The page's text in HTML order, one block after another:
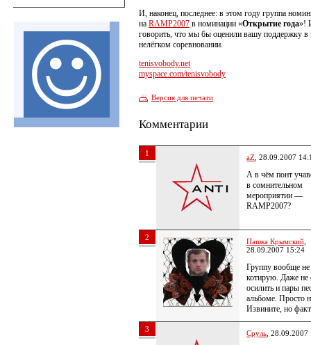
И, наконец, последнее: в этом году группа
на RAMP2007 в номинации «Открытие года»!
говорить, что мы бы оценили вашу поддержку в
нелёгком соревновании.
tenisvobody.net
myspace.com/tenisvobody
Версия для печати
Комментарии
1 aZ , 28.09.2007
А в чём понт
в сомнительном
мероприятии —
RAMP2007?
2 Пашка Крымский
28.09.2007 15:24
Группу вообще не
котирую. Даже не
осилить и пары
альбоме. Просто
Извините, но
3 Сруль ,